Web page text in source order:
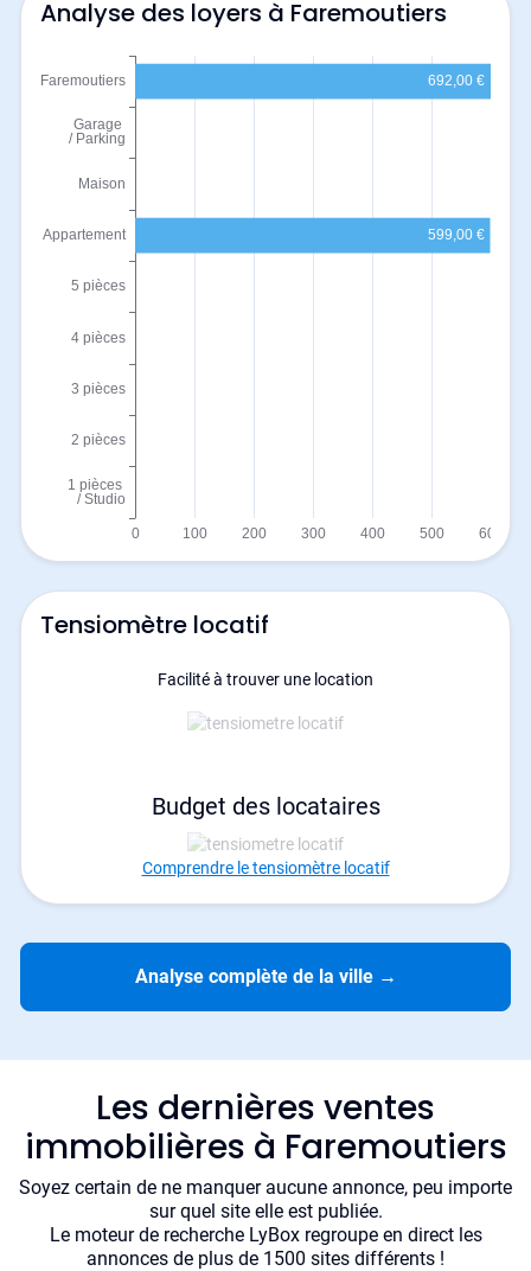
Analyse des loyers à Faremoutiers
Tensiomètre locatif
Facilité à trouver une location
Budget des locataires
Comprendre le tensiomètre locatif
Analyse complète de la ville →
Les dernières ventes
immobilières à Faremoutiers
Soyez certain de ne manquer aucune annonce, peu importe
sur quel site elle est publiée.
Le moteur de recherche LyBox regroupe en direct les
annonces de plus de 1500 sites différents !